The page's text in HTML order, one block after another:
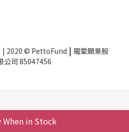
in Stock
| 2020 © PettoFund | 寵愛願景股
公司 85047456